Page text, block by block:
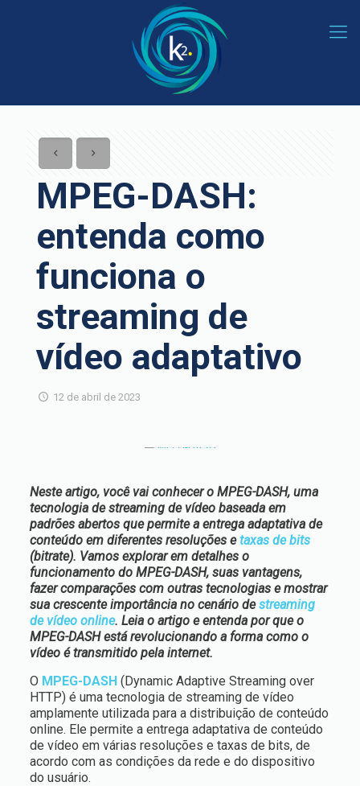
MPEG-DASH:
entenda como
funciona o
streaming de
vídeo adaptativo
12 de abril de 2023
Neste artigo, você vai conhecer o MPEG-DASH, uma
tecnologia de streaming de vídeo baseada em
padrões abertos que permite a entrega adaptativa de
conteúdo em diferentes resoluções etaxas de bits
(bitrate). Vamos explorar em detalhes o
funcionamento do MPEG-DASH, suas vantagens,
fazer comparações com outras tecnologias e mostrar
sua crescente importância no cenário destreaming
de vídeo online. Leia o artigo e entenda por que o
MPEG-DASH está revolucionando a forma como o
vídeo é transmitido pela internet.
O MPEG-DASH(Dynamic Adaptive Streaming over
HTTP) é uma tecnologia de streaming de vídeo
amplamente utilizada para a distribuição de conteúdo
online. Ele permite a entrega adaptativa de conteúdo
de vídeo em várias resoluções e taxas de bits, de
acordo com as condições da rede e do dispositivo
do usuário.